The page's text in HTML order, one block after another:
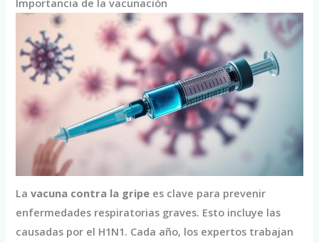
Lavacuna contra la gripe es clave para prevenir
enfermedades respiratorias graves. Esto incluye las
causadas por el H1N1. Cada año, los expertos trabajan